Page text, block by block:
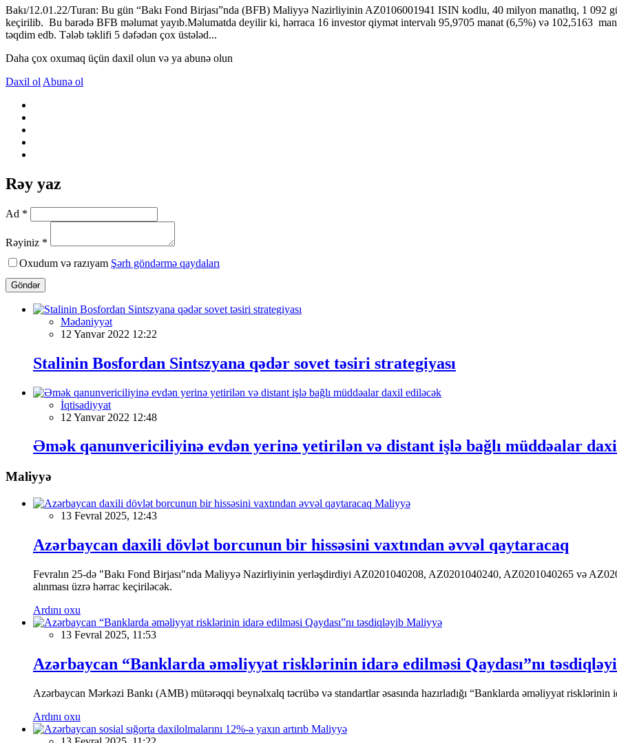
Bakı/12.01.22/Turan: Bu gün “Bakı Fond Birjası”nda (BFB) Maliyyə Nazirliyinin AZ0106001941 ISIN kodlu, 40 milyon manatlıq, 1 092
keçirilib. Bu barədə BFB məlumat yayıb.Məlumatda deyilir ki, hərraca 16 investor qiymət intervalı 95,9705 manat (6,5%) və 102,5163
təqdim edb. Tələb təklifi 5 dəfədən çox üstələd...
Daha çox oxumaq üçün daxil olun və ya abunə olun
Daxil ol Abunə ol
Rəy yaz
Ad *
Rəyiniz *
Oxudum və razıyam Şərh göndərmə qaydaları
Göndər
Mədəniyyət
12 Yanvar 2022 12:22
Stalinin Bosfordan Sintszyana qədər sovet təsiri strategiyası
İqtisadiyyat
12 Yanvar 2022 12:48
Əmək qanunvericiliyinə evdən yerinə yetirilən və distant işlə bağlı müddəalar
Maliyyə
Maliyyə
13 Fevral 2025, 12:43
Azərbaycan daxili dövlət borcunun bir hissəsini vaxtından əvvəl qaytaracaq
Fevralın 25-də "Bakı Fond Birjası"nda Maliyyə Nazirliyinin yerləşdirdiyi AZ0201040208, AZ0201040240, AZ0201040265 və
alınması üzrə hərrac keçiriləcək.
Ardını oxu
Maliyyə
13 Fevral 2025, 11:53
Azərbaycan “Banklarda əməliyyat risklərinin idarə edilməsi Qaydası”nı
Azərbaycan Mərkəzi Bankı (AMB) mütərəqqi beynəlxalq təcrübə və standartlar əsasında hazırladığı “Banklarda əməliyyat risklərinin
Ardını oxu
Maliyyə